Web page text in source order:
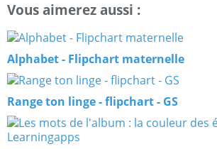
Vous aimerez aussi :
Alphabet - Flipchart maternelle
Range ton linge - flipchart - GS